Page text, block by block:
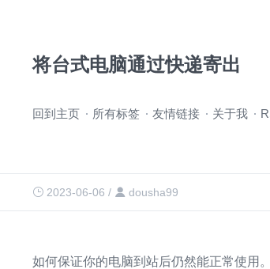
将台式电脑通过快递寄出
过
回到主页 所有标签 友情链接 关于我
2023-06-06 / dousha99
如何保证你的电脑到站后仍然能正常使用。